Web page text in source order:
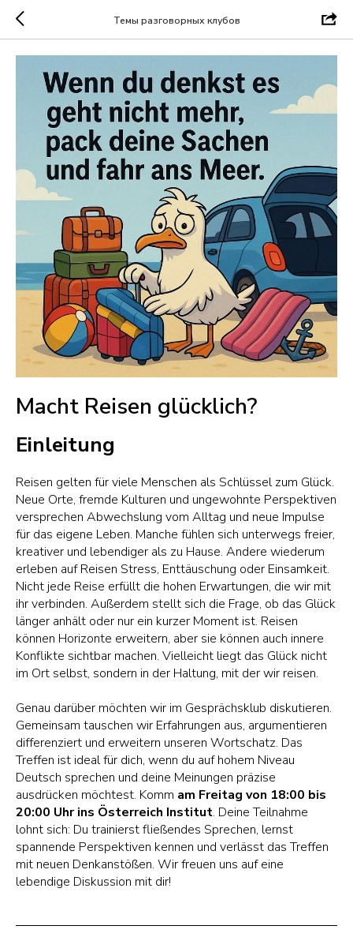
Темы разговорных клубов
Macht Reisen glücklich?
Einleitung
Reisen gelten für viele Menschen als Schlüssel zum Glück.
Neue Orte, fremde Kulturen und ungewohnte Perspektiven
versprechen Abwechslung vom Alltag und neue Impulse
für das eigene Leben. Manche fühlen sich unterwegs freier,
kreativer und lebendiger als zu Hause. Andere wiederum
erleben auf Reisen Stress, Enttäuschung oder Einsamkeit.
Nicht jede Reise erfüllt die hohen Erwartungen, die wir mit
ihr verbinden. Außerdem stellt sich die Frage, ob das Glück
länger anhält oder nur ein kurzer Moment ist. Reisen
können Horizonte erweitern, aber sie können auch innere
Konflikte sichtbar machen. Vielleicht liegt das Glück nicht
im Ort selbst, sondern in der Haltung, mit der wir reisen.
Genau darüber möchten wir im Gesprächsklub diskutieren.
Gemeinsam tauschen wir Erfahrungen aus, argumentieren
differenziert und erweitern unseren Wortschatz. Das
Treffen ist ideal für dich, wenn du auf hohem Niveau
Deutsch sprechen und deine Meinungen präzise
ausdrücken möchtest. Komm am Freitag von 18:00 bis
20:00 Uhr ins Österreich Institut. Deine Teilnahme
lohnt sich: Du trainierst fließendes Sprechen, lernst
spannende Perspektiven kennen und verlässt das Treffen
mit neuen Denkanstößen. Wir freuen uns auf eine
lebendige Diskussion mit dir!